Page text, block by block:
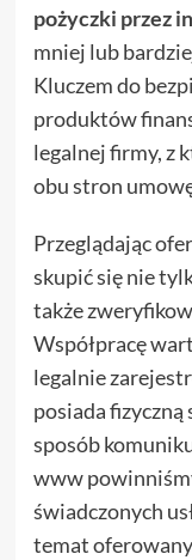
pożyczki przez
mniej lub
Kluczem do
produktów
legalnej firmy, z
obu stron
Przeglądając
skupić się nie
także
Współpracę
legalnie
posiada fizyczną
sposób
www
świadczonych
temat